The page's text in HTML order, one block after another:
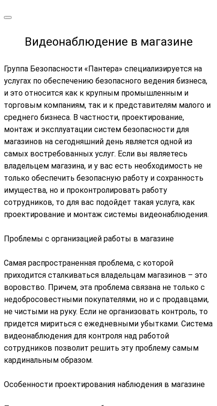
Видеонаблюдение в магазине
Группа Безопасности «Пантера» специализируется на
услугах по обеспечению безопасного ведения бизнеса,
и это относится как к крупным промышленным и
торговым компаниям, так и к представителям малого и
среднего бизнеса. В частности, проектирование,
монтаж и эксплуатации систем безопасности для
магазинов на сегодняшний день является одной из
самых востребованных услуг. Если вы являетесь
владельцем магазина, и у вас есть необходимость не
только обеспечить безопасную работу и сохранность
имущества, но и проконтролировать работу
сотрудников, то для вас подойдет такая услуга, как
проектирование и монтаж системы видеонаблюдения.
Проблемы с организацией работы в магазине
Самая распространенная проблема, с которой
приходится сталкиваться владельцам магазинов – это
воровство. Причем, эта проблема связана не только с
недобросовестными покупателями, но и с продавцами,
не чистыми на руку. Если не организовать контроль, то
придется мириться с ежедневными убытками. Система
видеонаблюдения для контроля над работой
сотрудников позволит решить эту проблему самым
кардинальным образом.
Особенности проектирования наблюдения в магазине